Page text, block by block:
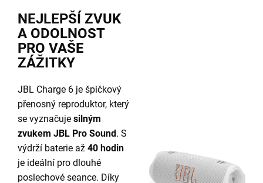
NEJLEPŠÍ ZVUK
A ODOLNOST
PRO VAŠE
ZÁŽITKY
JBL Charge 6 je špičkový
přenosný reproduktor, který
se vyznačuje silným
zvukem JBL Pro Sound. S
výdrží baterie až 40 hodin
je ideální pro dlouhé
poslechové seance. Díky